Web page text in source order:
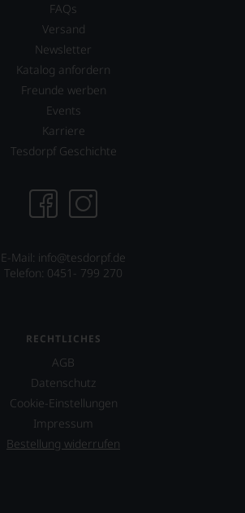
FAQs
Versand
Newsletter
Katalog anfordern
Freunde werben
Events
Karriere
Tesdorpf Geschichte
E-Mail: info@tesdorpf.de
Telefon: 0451- 799 270
RECHTLICHES
AGB
Datenschutz
Cookie-Einstellungen
Impressum
Bestellung widerrufen